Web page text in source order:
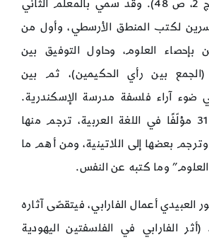
الإسلام، القاهرة، ج 2، ص 48). وقد سمي بالمعلم الثاني
لكتب المنطق الأرسطي، وأول من
العلوم، وحاول التوفيق بين
بين رأي الحكيمين)، ثم بين
ضوء آراء فلسفة مدرسة الإسكندرية.
ويُقال: إن له نحو 31 مؤلّفًا في اللغة العربية، ترجم منها
بعضها إلى اللاتينية، ومن أهم ما
العلوم” وما كتبه عن النفس.
العبيدي أعمال الفارابي، فيتقصّى آثاره
الفارابي في الفلسفتين اليهودية